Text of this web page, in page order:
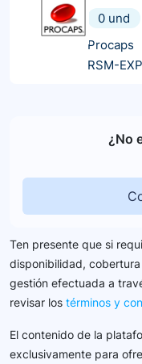
0 und
Procaps
RSM-
¿No
Ten presente que si
disponibilidad,
gestión efectuada a
revisar los términos y
El contenido de la
exclusivamente para